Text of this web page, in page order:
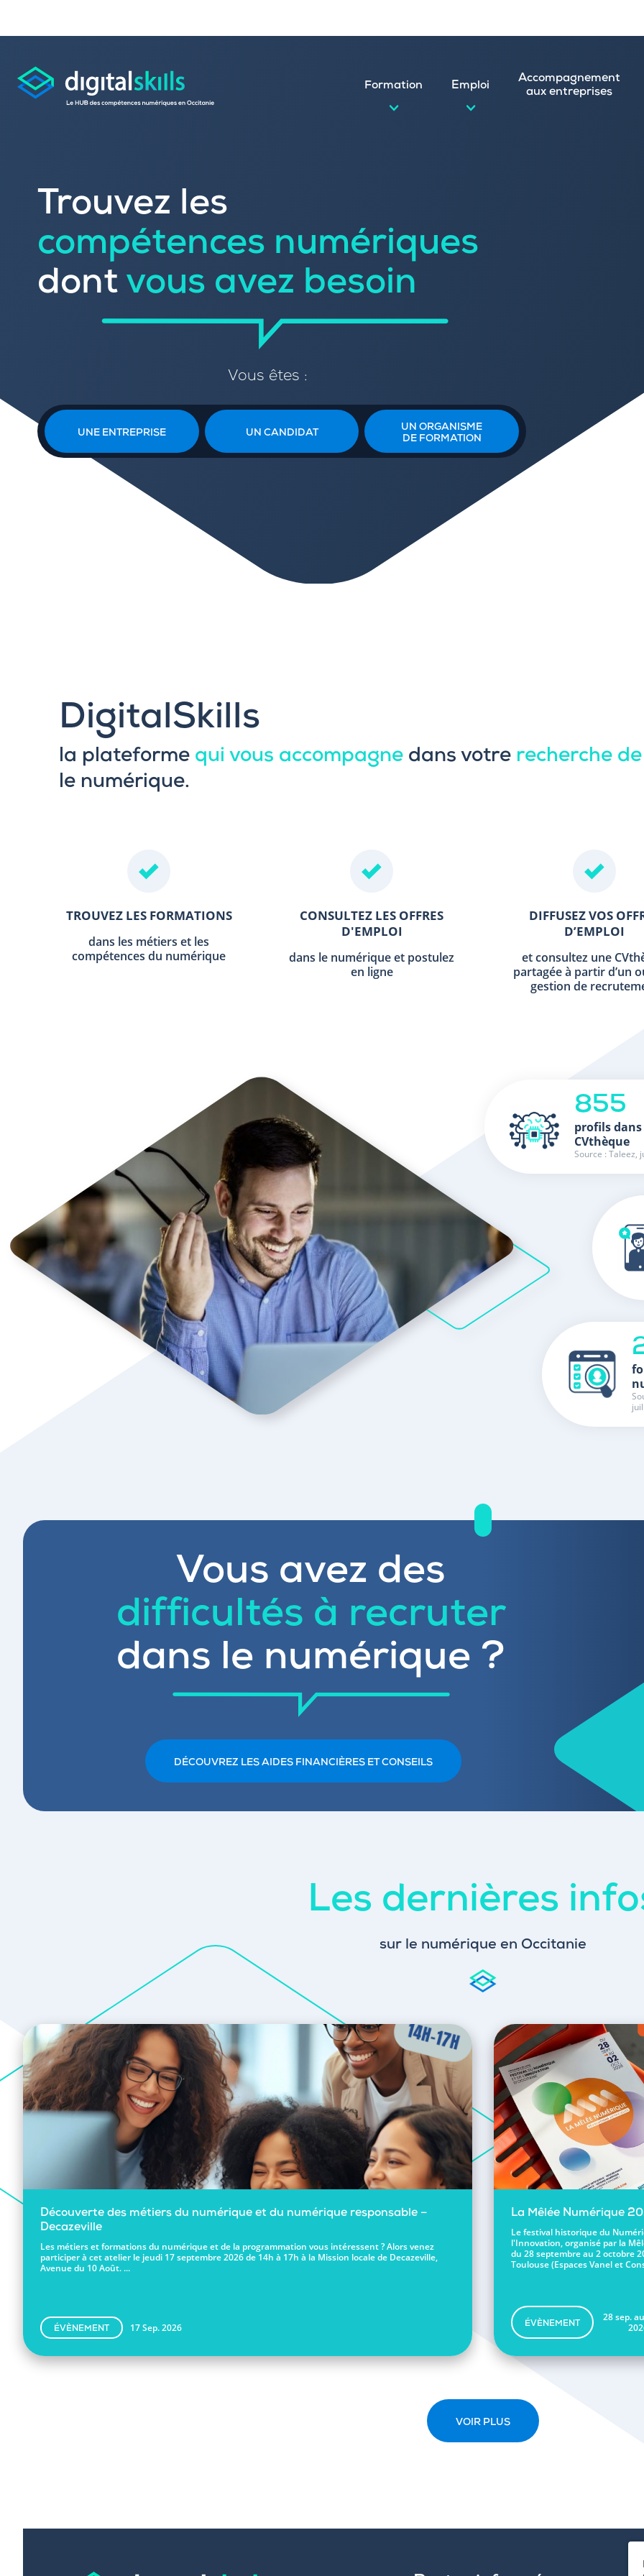
Formation
Rechercher une formation dans le numérique
Référencer votre offre de formation
Emploi
Publier vos offres d’emploi
Trouver un candidat (CVthèque)
Sourcer une école
Accompagnement
aux entreprises
Trouvez les
compétences numériques
dont vous avez besoin
Vous êtes :
UNE ENTREPRISE UN CANDIDAT
UN ORGANISME
DE FORMATION
DigitalSkills
la plateforme qui vous accompagne dans votre recherche
le numérique.
TROUVEZ LES FORMATIONS
dans les métiers et les
compétences du numérique
CONSULTEZ LES OFFRES
D'EMPLOI
dans le numérique et postulez
en ligne
DIFFUSEZ VOS
D’EMPLOI
et consultez une
partagée à partir d’un
gestion de
855
profils
CVthèque
Source : Taleez,
Vous avez des
difficultés à recruter
dans le numérique ?
DÉCOUVREZ LES AIDES FINANCIÈRES ET CONSEILS
Les dernières
sur le numérique en Occitanie
Découverte des métiers du numérique et du numérique responsable –
Decazeville
Les métiers et formations du numérique et de la programmation vous intéressent ? Alors venez
participer à cet atelier le jeudi 17 septembre 2026 de 14h à 17h à la Mission locale de Decazeville,
Avenue du 10 Août. ...
ÉVÈNEMENT 17 Sep. 2026
La Mêlée Numérique
Le festival historique du
l'Innovation, organisé par la
du 28 septembre au 2 octobre
Toulouse (Espaces Vanel et
ÉVÈNEMENT
28 sep.
VOIR PLUS